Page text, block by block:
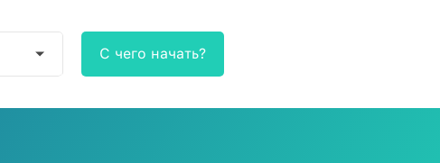
С чего начать?